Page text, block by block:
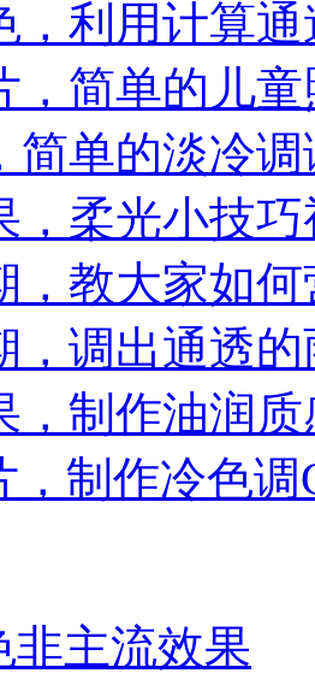
，利用计算
，简单的儿
简单的淡冷调
，柔光小技
，教大家如
，调出通透
，制作油润
，制作冷色调
非主流效果